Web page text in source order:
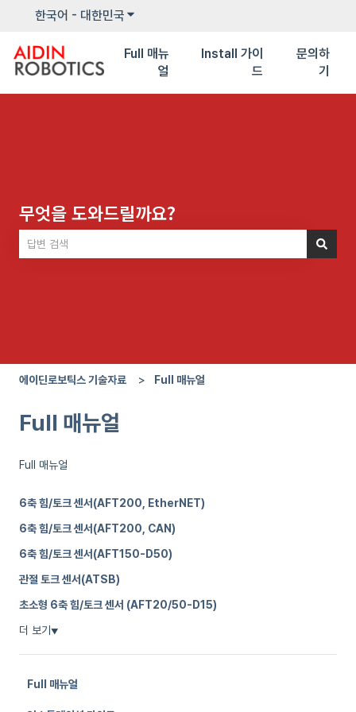
한국어 - 대한민국 번역을 위한 하위 메뉴 보기
Full 매뉴
얼
Install 가이
드
문의하
기
무엇을 도와드릴까요?
에이딘로보틱스 기술자료 Full 매뉴얼
Full 매뉴얼
Full 매뉴얼
6축 힘/토크 센서(AFT200, EtherNET)
6축 힘/토크 센서(AFT200, CAN)
6축 힘/토크 센서(AFT150-D50)
관절 토크 센서(ATSB)
초소형 6축 힘/토크 센서 (AFT20/50-D15)
더 보기 ▼
Full 매뉴얼